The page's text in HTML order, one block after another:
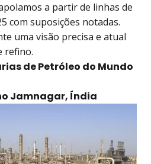
a partir de linhas de
com suposições notadas.
uma visão precisa e atual
refino.
de Petróleo do Mundo
Jamnagar, Índia